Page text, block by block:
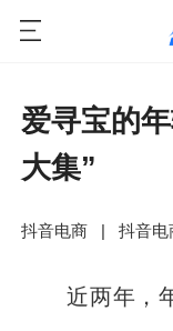
爱寻宝的
大集”
抖音电商 | 抖音电
近两年，年